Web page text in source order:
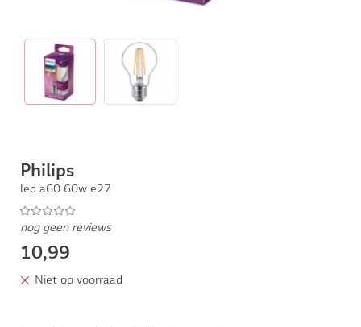
Philips
led a60 60w e27
nog geen reviews
10,99
Niet op voorraad